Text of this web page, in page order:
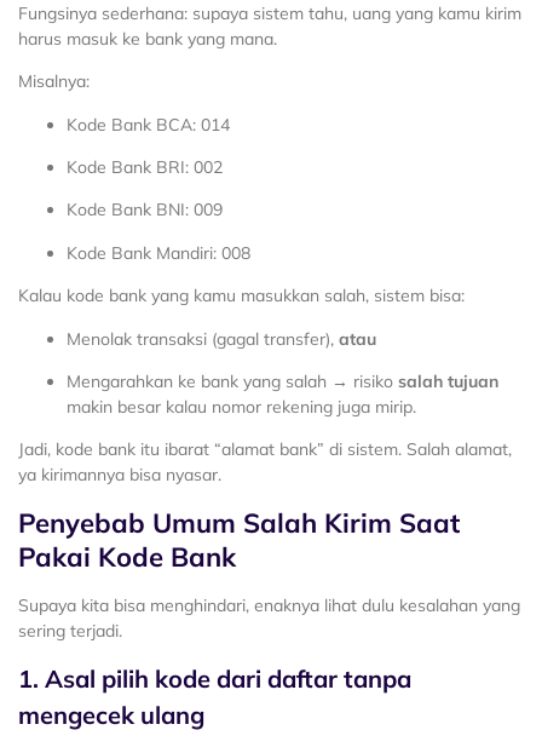
Fungsinya sederhana: supaya sistem tahu, uang yang kamu kirim
harus masuk ke bank yang mana.
Misalnya:
Kode Bank BCA: 014
Kode Bank BRI: 002
Kode Bank BNI: 009
Kode Bank Mandiri: 008
Kalau kode bank yang kamu masukkan salah, sistem bisa:
Menolak transaksi (gagal transfer), atau
Mengarahkan ke bank yang salah → risiko salah tujuan
makin besar kalau nomor rekening juga mirip.
Jadi, kode bank itu ibarat “alamat bank” di sistem. Salah alamat,
ya kirimannya bisa nyasar.
Penyebab Umum Salah Kirim Saat
Pakai Kode Bank
Supaya kita bisa menghindari, enaknya lihat dulu kesalahan yang
sering terjadi.
1. Asal pilih kode dari daftar tanpa
mengecek ulang